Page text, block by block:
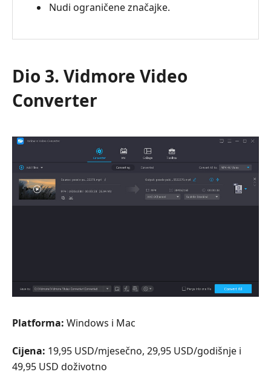
Nudi ograničene značajke.
Dio 3. Vidmore Video
Converter
Platforma: Windows i Mac
Cijena: 19,95 USD/mjesečno, 29,95 USD/godišnje i
49,95 USD doživotno